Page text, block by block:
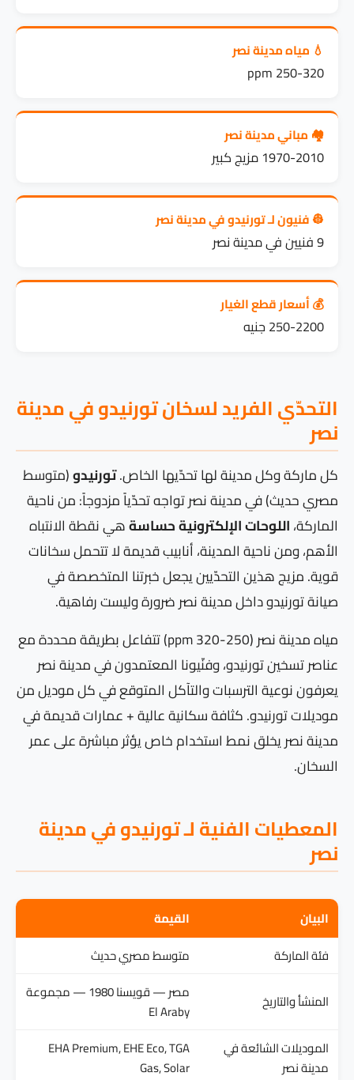
💧 مياه مدينة نصر
250-320 ppm
🏘️ مباني مدينة نصر
1970-2010 مزيج كبير
👷 فنيون لـ تورنيدو في مدينة نصر
9 فنيين في مدينة نصر
💰 أسعار قطع الغيار
250-2200 جنيه
التحدّي الفريد لسخان تورنيدو في مدينة
نصر
كل ماركة وكل مدينة لها تحدّيها الخاص.تورنيدو(متوسط
مصري حديث) في مدينة نصر تواجه تحدّياً مزدوجاً: من ناحية
الماركة،اللوحات الإلكترونية حساسةهي نقطة الانتباه
الأهم، ومن ناحية المدينة، أنابيب قديمة لا تتحمل سخانات
قوية. مزيج هذين التحدّيين يجعل خبرتنا المتخصصة في
صيانة تورنيدو داخل مدينة نصر ضرورة وليست رفاهية.
مياه مدينة نصر (250-320 ppm) تتفاعل بطريقة محددة مع
عناصر تسخين تورنيدو، وفنّيونا المعتمدون في مدينة نصر
يعرفون نوعية الترسبات والتآكل المتوقع في كل موديل من
موديلات تورنيدو. كثافة سكانية عالية + عمارات قديمة في
مدينة نصر يخلق نمط استخدام خاص يؤثر مباشرة على عمر
السخان.
المعطيات الفنية لـ تورنيدو في مدينة
نصر
البيان
القيمة
فئة الماركة
متوسط مصري حديث
المنشأ والتاريخ
مصر — قويسنا 1980 — مجموعة
El Araby
الموديلات الشائعة في
مدينة نصر
EHA Premium, EHE Eco, TGA
Gas, Solar